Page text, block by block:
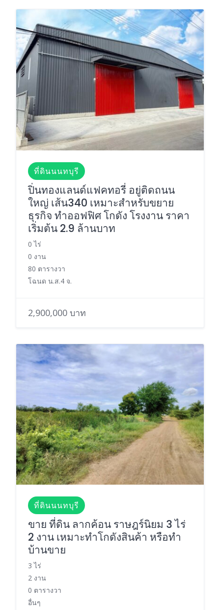
ที่ดินนนทบุรี
ปิ่นทองแลนด์แฟคทอรี่ อยู่ติดถนน
ใหญ่ เส้น340 เหมาะสำหรับขยาย
ธุรกิจ ทำออฟฟิศ โกดัง โรงงาน ราคา
เริ่มต้น 2.9 ล้านบาท
0 ไร่
0 งาน
80 ตารางวา
โฉนด น.ส.4 จ.
2,900,000 บาท
ที่ดินนนทบุรี
ขาย ที่ดิน ลากค้อน ราษฎร์นิยม 3 ไร่
2 งาน เหมาะทำโกดังสินค้า หรือทำ
บ้านขาย
3 ไร่
2 งาน
0 ตารางวา
อื่นๆ